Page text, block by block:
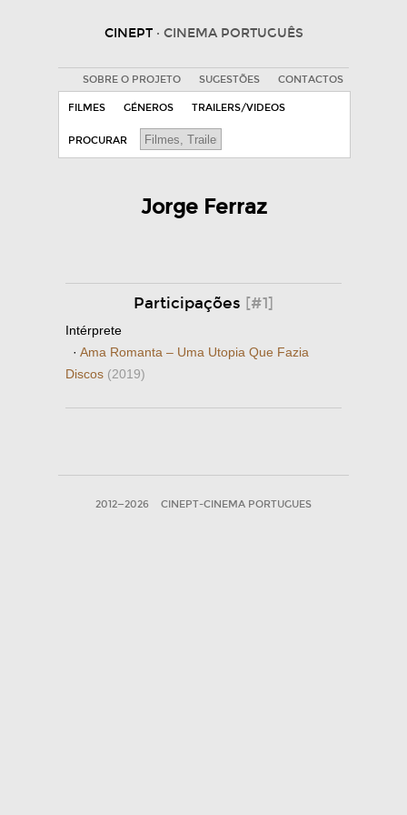
CINEPT · CINEMA PORTUGUÊS
SOBRE O PROJETO SUGESTÕES CONTACTOS
FILMES GÉNEROS TRAILERS/VIDEOS
PROCURAR
Jorge Ferraz
Participações [#1]
Intérprete
· Ama Romanta – Uma Utopia Que Fazia
Discos (2019)
2012—2026 CINEPT-CINEMA PORTUGUES